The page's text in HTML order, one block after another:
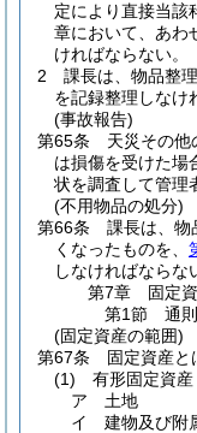
定により直接当該
章において、あわ
ければならない。
2
課長は、物品整
を記録整理しなけ
(事故報告)
第65条
天災その他
は損傷を受けた場
状を調査して管理
(不用物品の処分)
第66条
課長は、物
くなったものを、
しなければならな
第7章
固定
第1節
通則
(固定資産の範囲)
第67条
固定資産と
(1)
有形固定資産
ア
土地
イ
建物及び附